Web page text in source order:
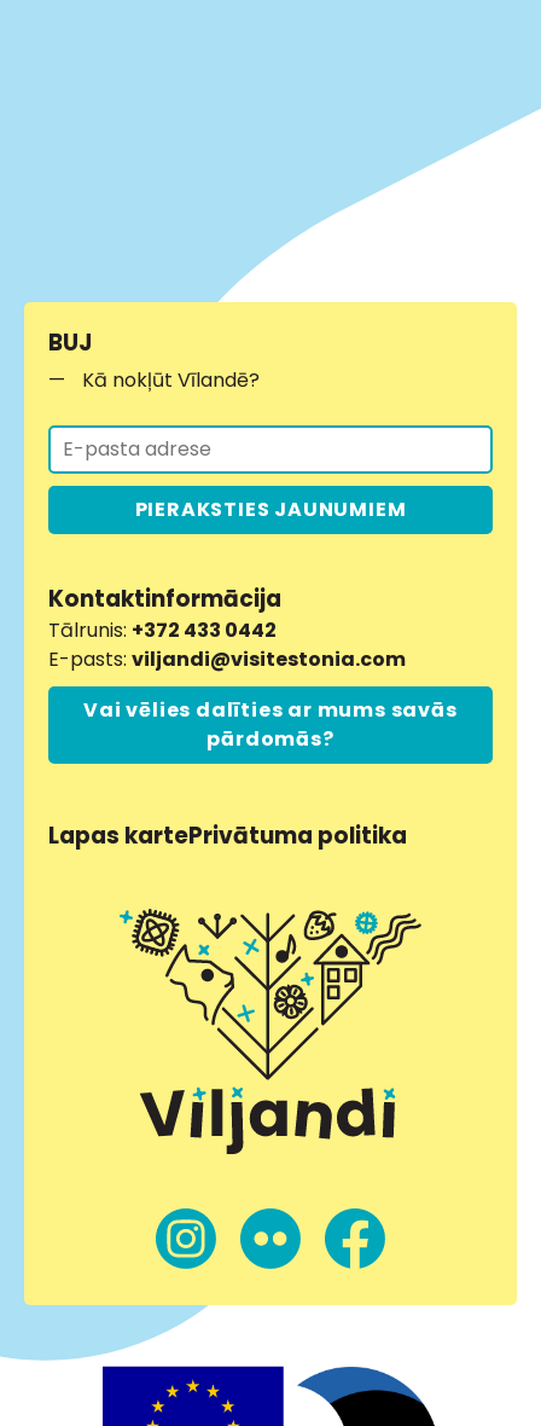
BUJ
Kā nokļūt Vīlandē?
PIERAKSTIES JAUNUMIEM
Kontaktinformācija
Tālrunis: +372 433 0442
E-pasts: viljandi@visitestonia.com
Vai vēlies dalīties ar mums savās
pārdomās?
Lapas kartePrivātuma politika